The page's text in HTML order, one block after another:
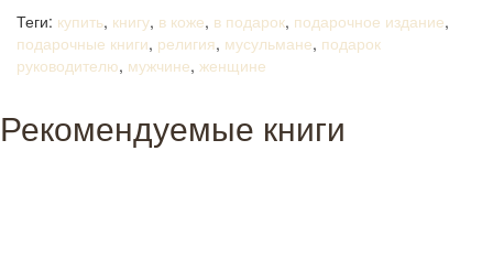
Теги: купить, книгу, в коже, в подарок, подарочное издание,
подарочные книги, религия, мусульмане, подарок
руководителю, мужчине, женщине
Рекомендуемые книги